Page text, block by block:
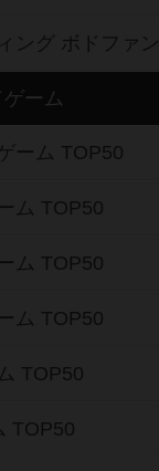
ング ボドファン
ーム
ーム TOP50
ム TOP50
ム TOP50
ム TOP50
TOP50
TOP50